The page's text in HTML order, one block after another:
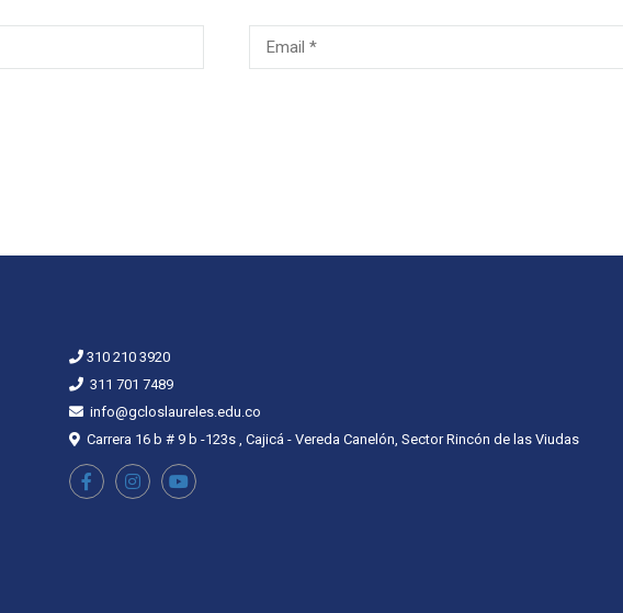
310 210 3920
311 701 7489
info@gcloslaureles.edu.co
Carrera 16 b # 9 b -123s , Cajicá - Vereda Canelón, Sector Rincón de las Viudas